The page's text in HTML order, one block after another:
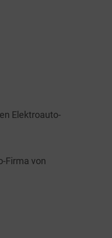
Elektroauto-
Firma von